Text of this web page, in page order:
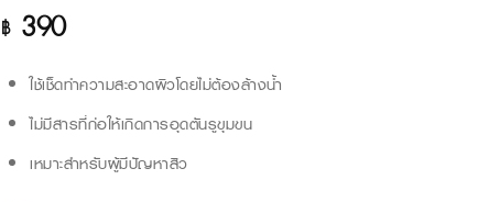
฿390
ใช้เช็ดทำความสะอาดผิวโดยไม่ต้องล้างน้ำ
ไม่มีสารที่ก่อให้เกิดการอุดตันรูขุมขน
เหมาะสำหรับผู้มีปัญหาสิว